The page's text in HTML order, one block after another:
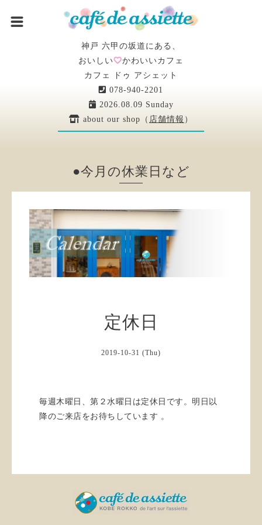
神戸 六甲の坂道にある、
おいしい
かわいいカフェ
カフェ ドゥ アシェット
078-940-2201
2026.08.09 Sunday
about our shop（ 店舗情報 ）
●今月の休業日など
定休日
2019-10-31 (Thu)
毎週木曜日、第２水曜日は定休日です。明日以
降のご来店をお待ちしています 。